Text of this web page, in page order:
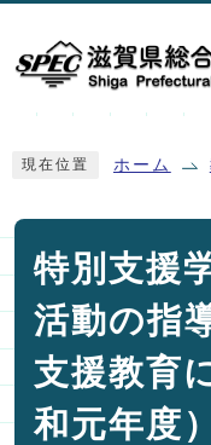
現在位置 ホーム
特別支援
活動の指
支援教育
和元年度）